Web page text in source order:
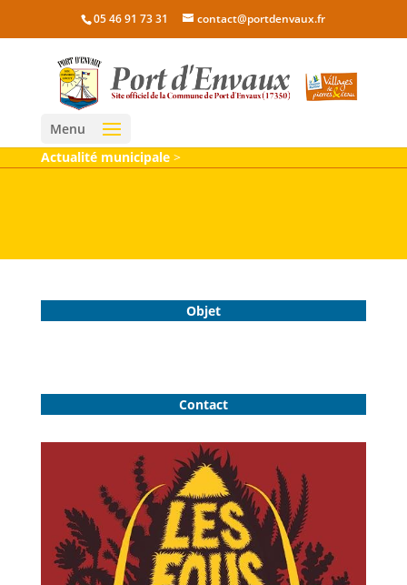
05 46 91 73 31 contact@portdenvaux.fr
Menu
Actualité municipale>
Objet
Contact